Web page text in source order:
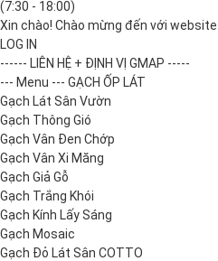
(7:30 - 18:00)
Xin chào! Chào mừng đến với website
LOG IN
------ LIÊN HỆ + ĐỊNH VỊ GMAP -----
--- Menu --- GẠCH ỐP LÁT
Gạch Lát Sân Vườn
Gạch Thông Gió
Gạch Vân Đen Chớp
Gạch Vân Xi Măng
Gạch Giả Gỗ
Gạch Trắng Khói
Gạch Kính Lấy Sáng
Gạch Mosaic
Gạch Đỏ Lát Sân COTTO